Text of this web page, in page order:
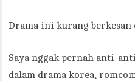
Drama ini kurang berkesan
Saya nggak pernah anti-
dalam drama korea,